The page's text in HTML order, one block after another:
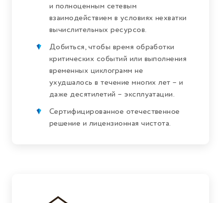
и полноценным сетевым
взаимодействием в условиях нехватки
вычислительных ресурсов.
Добиться, чтобы время обработки
критических событий или выполнения
временных циклограмм не
ухудшалось в течение многих лет – и
даже десятилетий – эксплуатации.
Сертифицированное отечественное
решение и лицензионная чистота.